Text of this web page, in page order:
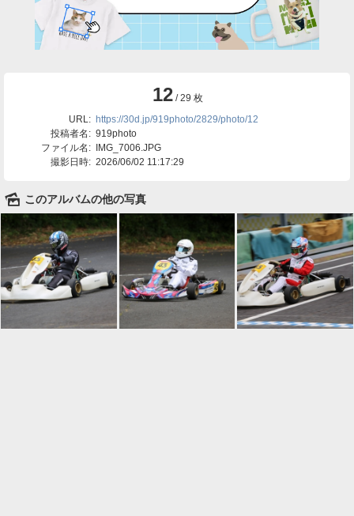
12/ 29 枚
URL: https://30d.jp/919photo/2829/photo/12
投稿者名: 919photo
ファイル名: IMG_7006.JPG
撮影日時: 2026/06/02 11:17:29
🌄 このアルバムの他の写真